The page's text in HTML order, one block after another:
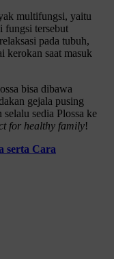
multifungsi, yaitu
fungsi tersebut
pada tubuh,
kerokan saat masuk
bisa dibawa
gejala pusing
selalu sedia Plossa ke
for healthy family!
serta Cara